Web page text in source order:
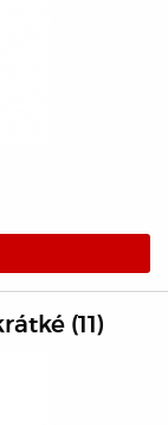
(11)